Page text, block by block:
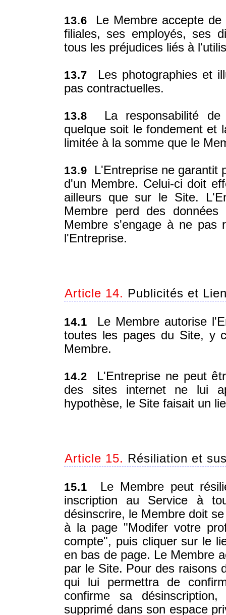
13.6 Le Membre accepte de
filiales, ses employés, ses
tous les préjudices liés à
13.7 Les photographies et
pas contractuelles.
13.8 La responsabilité de
quelque soit le fondement et
limitée à la somme que le
13.9 L'Entreprise ne garantit
d'un Membre. Celui-ci doit
ailleurs que sur le Site.
Membre perd des
Membre s'engage à ne pas
l'Entreprise.
Article 14. Publicités et
14.1 Le Membre autorise
toutes les pages du Site, y
Membre.
14.2 L'Entreprise ne peut
des sites internet ne lui
hypothèse, le Site faisait un
Article 15. Résiliation et
15.1 Le Membre peut
inscription au Service à
désinscrire, le Membre doit
à la page "Modifer votre
compte", puis cliquer sur le
en bas de page. Le Membre
par le Site. Pour des raisons
qui lui permettra de
confirme sa
supprimé dans son espace